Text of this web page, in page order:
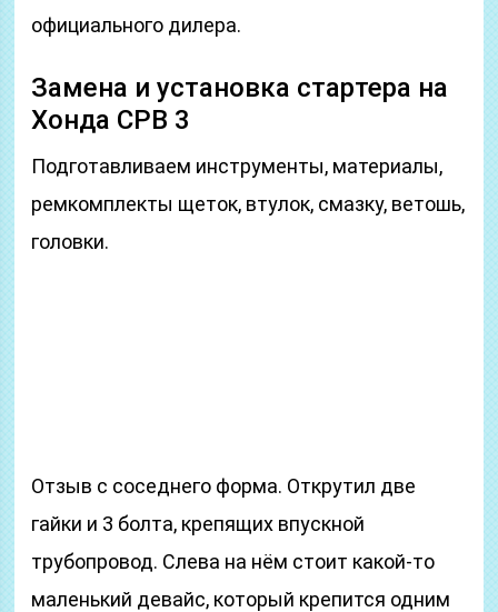
официального дилера.
Замена и установка стартера на
Хонда СРВ 3
Подготавливаем инструменты, материалы,
ремкомплекты щеток, втулок, смазку, ветошь,
головки.
Отзыв с соседнего форма. Открутил две
гайки и 3 болта, крепящих впускной
трубопровод. Слева на нём стоит какой-то
маленький девайс, который крепится одним